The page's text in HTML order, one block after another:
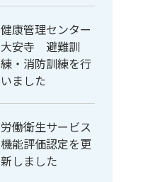
健康管理センター
大安寺 避難訓
練・消防訓練を行
いました
労働衛生サービス
機能評価認定を更
新しました